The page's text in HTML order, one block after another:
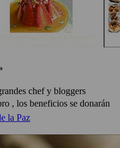
chef y bloggers
, los beneficios se donarán
la Paz